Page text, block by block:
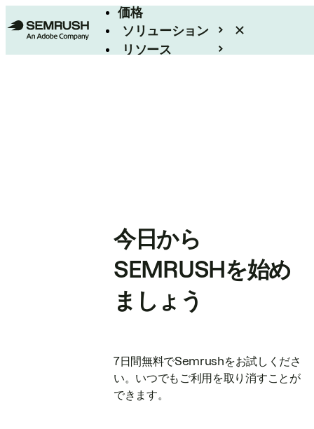
価格
ソリューション
リソース
今日から
SEMRUSHを始め
ましょう
7日間無料でSemrushをお試しくださ
い。いつでもご利用を取り消すことが
できます。